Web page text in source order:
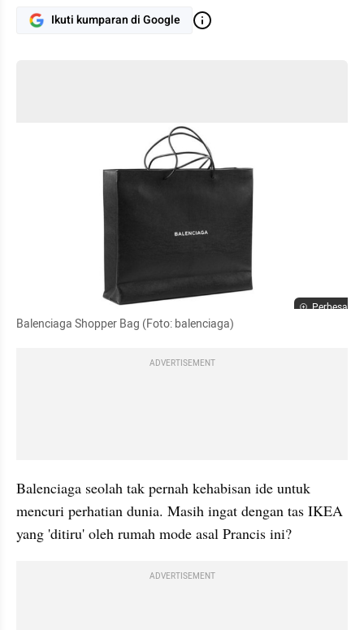
Ikuti kumparan di Google
Perbesar
Balenciaga Shopper Bag (Foto: balenciaga)
ADVERTISEMENT
Balenciaga seolah tak pernah kehabisan ide untuk
mencuri perhatian dunia. Masih ingat dengan tas IKEA
yang 'ditiru' oleh rumah mode asal Prancis ini?
ADVERTISEMENT